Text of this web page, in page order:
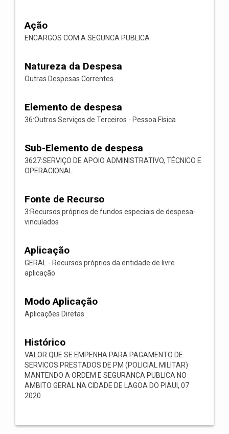
Ação
ENCARGOS COM A SEGUNCA PUBLICA
Natureza da Despesa
Outras Despesas Correntes
Elemento de despesa
36:Outros Serviços de Terceiros - Pessoa Física
Sub-Elemento de despesa
3627:SERVIÇO DE APOIO ADMINISTRATIVO, TÉCNICO E
OPERACIONAL
Fonte de Recurso
3:Recursos próprios de fundos especiais de despesa-
vinculados
Aplicação
GERAL - Recursos próprios da entidade de livre
aplicação
Modo Aplicação
Aplicações Diretas
Histórico
VALOR QUE SE EMPENHA PARA PAGAMENTO DE
SERVICOS PRESTADOS DE PM (POLICIAL MILITAR)
MANTENDO A ORDEM E SEGURANCA PUBLICA NO
AMBITO GERAL NA CIDADE DE LAGOA DO PIAUI, 07
2020.